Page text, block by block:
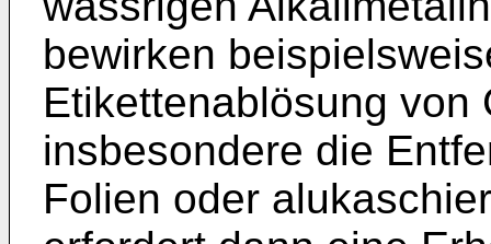
bewirken
Etikettenablösung von
insbesondere die
Folien oder